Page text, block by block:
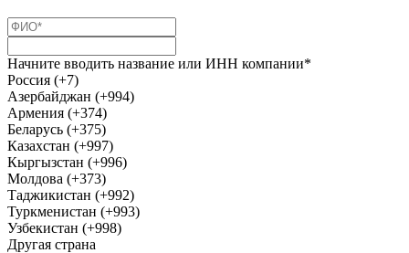
Начните вводить название или ИНН компании*
Россия (+7)
Азербайджан (+994)
Армения (+374)
Беларусь (+375)
Казахстан (+997)
Кыргызстан (+996)
Молдова (+373)
Таджикистан (+992)
Туркменистан (+993)
Узбекистан (+998)
Другая страна